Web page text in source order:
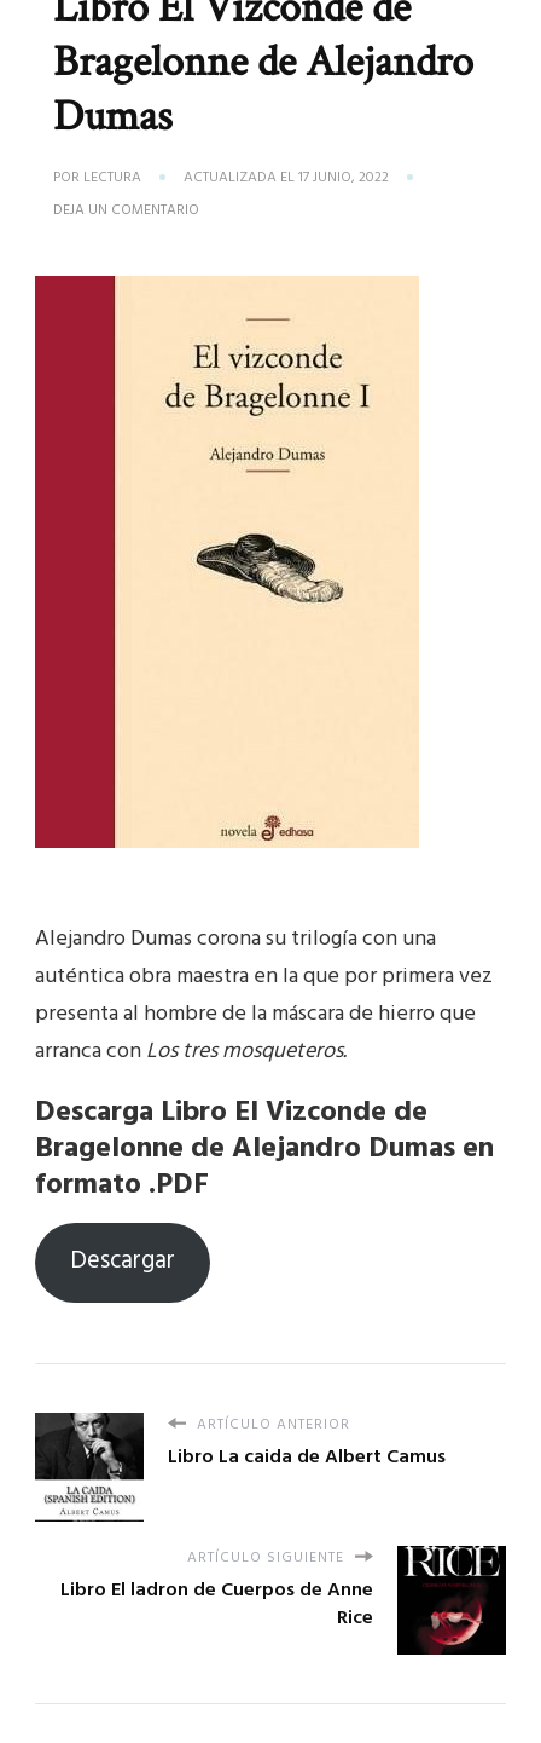
Bragelonne de Alejandro
Dumas
POR LECTURA ACTUALIZADA EL17 JUNIO, 2022
DEJA UN COMENTARIO
VIZCONDE
BRAGELONNE
ALEJANDRO
DUMAS
Alejandro Dumas corona su trilogía con una
auténtica obra maestra en la que por primera vez
presenta al hombre de la máscara de hierro que
arranca conLos tres mosqueteros.
Descarga Libro El Vizconde de
Bragelonne de Alejandro Dumas en
formato .PDF
Descargar
ARTÍCULO ANTERIOR
Libro La caida de Albert Camus
ARTÍCULO SIGUIENTE
Libro El ladron de Cuerpos de Anne
Rice